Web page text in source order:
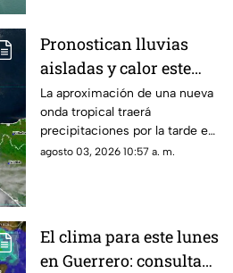
Pronostican lluvias
aisladas y calor este
inicio de semana en
Oaxaca
La aproximación de una nueva
onda tropical traerá
precipitaciones por la tarde en
algunas zonas del estado.
agosto 03, 2026 10:57 a. m.
El clima para este lunes
en Guerrero: consulta